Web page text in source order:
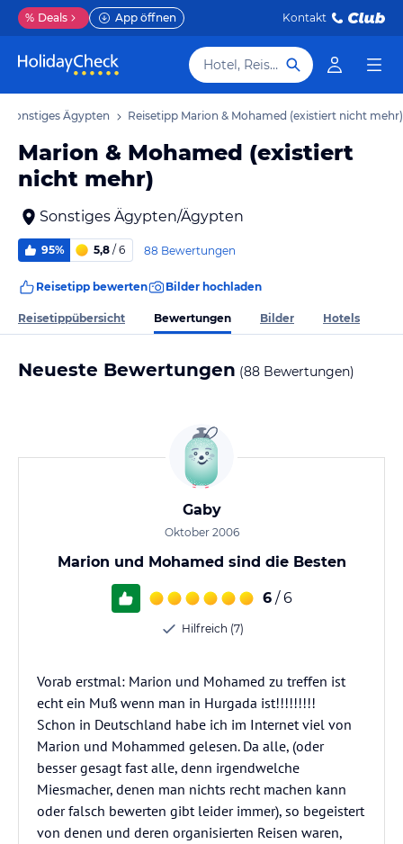
% Deals App öffnen Kontakt
Hotel, Reiseziel
Sonstiges Ägypten Reisetipp Marion & Mohamed (existiert nicht mehr)
Marion & Mohamed (existiert
nicht mehr)
Sonstiges Ägypten/Ägypten
95% 5,8 / 6 88 Bewertungen
Reisetipp bewerten Bilder hochladen
Reisetippübersicht Bewertungen Bilder Hotels
Neueste Bewertungen (88 Bewertungen)
Gaby
Oktober 2006
Marion und Mohamed sind die Besten
6 / 6
Hilfreich (7)
Vorab erstmal: Marion und Mohamed zu treffen ist
echt ein Muß wenn man in Hurgada ist!!!!!!!!!
Schon in Deutschland habe ich im Internet viel von
Marion und Mohammed gelesen. Da alle, (oder
besser gesagt fast alle, denn irgendwelche
Miesmacher, denen man nichts recht machen kann
oder falsch bewerten gibt leider immer), so begeistert
von denen und deren organisierten Reisen waren,